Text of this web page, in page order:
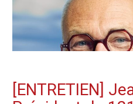
[ENTRETIEN]